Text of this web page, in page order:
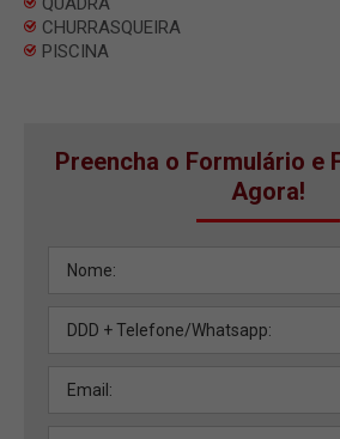
CHURRASQUEIRA
PISCINA
Preencha o Formulário e
Agora!